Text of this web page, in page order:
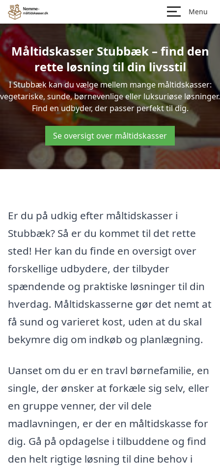
Menu
Måltidskasser Stubbæk – find den
rette løsning til din livsstil
I Stubbæk kan du vælge mellem mange måltidskasser:
vegetariske, sunde, børnevenlige eller luksuriøse løsninger.
Find en udbyder, der passer perfekt til dig.
Se oversigt over måltidskasser
Er du på udkig efter måltidskasser i
Stubbæk? Så er du kommet til det rette
sted! Her kan du finde en oversigt over
forskellige udbydere, der tilbyder
spændende og praktiske løsninger til din
hverdag. Måltidskasserne gør det nemt at
få sund og varieret kost, uden at du skal
bekymre dig om indkøb og planlægning.
Uanset om du er en travl børnefamilie, en
single, der ønsker at forkæle sig selv, eller
en gruppe venner, der vil dele
madlavningen, er der en måltidskasse for
dig. Gå på opdagelse i tilbuddene og find
den helt rigtige løsning til dine behov i